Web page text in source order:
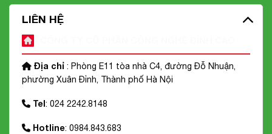
LIÊN HỆ
Địa chỉ : Phòng E11 tòa nhà C4, đường Đỗ Nhuận,
phường Xuân Đỉnh, Thành phố Hà Nội
Tel: 024 2242.8148
Hotline: 0984.843.683